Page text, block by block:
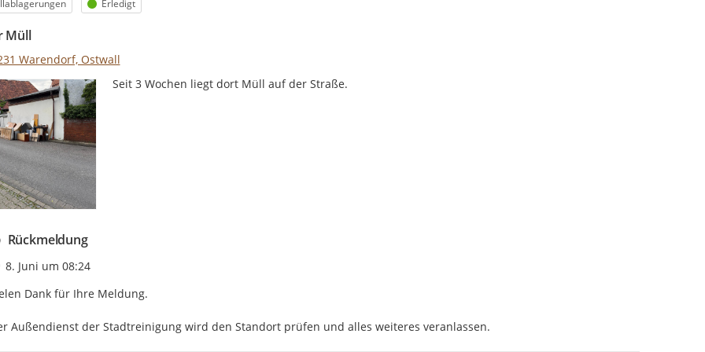
Status
Erledigt
Müll
Warendorf, Ostwall
Seit 3 Wochen liegt dort Müll auf der Straße.
Rückmeldung
Zeitpunkt des Erstellens
8. Juni um 08:24
Dank für Ihre Meldung.
Außendienst der Stadtreinigung wird den Standort prüfen und alles weiteres veranlassen.